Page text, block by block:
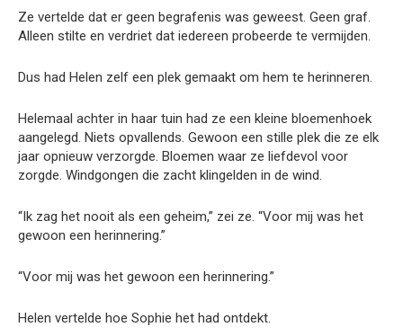
Ze vertelde dat er geen begrafenis was geweest. Geen graf.
Alleen stilte en verdriet dat iedereen probeerde te vermijden.
Dus had Helen zelf een plek gemaakt om hem te herinneren.
Helemaal achter in haar tuin had ze een kleine bloemenhoek
aangelegd. Niets opvallends. Gewoon een stille plek die ze elk
jaar opnieuw verzorgde. Bloemen waar ze liefdevol voor
zorgde. Windgongen die zacht klingelden in de wind.
“Ik zag het nooit als een geheim,” zei ze. “Voor mij was het
gewoon een herinnering.”
“Voor mij was het gewoon een herinnering.”
Helen vertelde hoe Sophie het had ontdekt.